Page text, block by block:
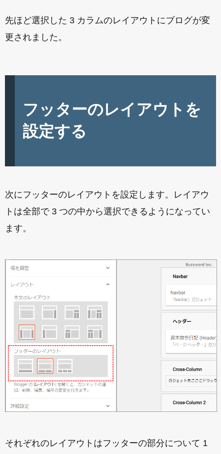
先ほど選択した 3 カラムのレイアウトにブログが変
更されました。
フッターのレイアウトを
設定する
次にフッターのレイアウトを設定します。レイアウ
トは全部で 3 つの中から選択できるようになってい
ます。
それぞれのレイアウトはフッターの部分について 1